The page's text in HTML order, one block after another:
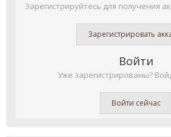
Зарегистрируйтесь для получения
Зарегистрировать
Войти
Уже зарегистрированы?
Войти сейчас